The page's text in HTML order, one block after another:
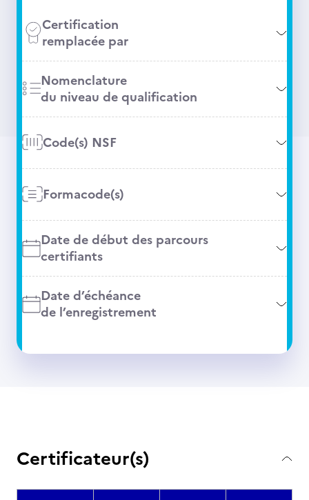
Certification
remplacée par
Nomenclature
du niveau de qualification
Code(s) NSF
Formacode(s)
Date de début des parcours
certifiants
Date d’échéance
de l’enregistrement
Certificateur(s)